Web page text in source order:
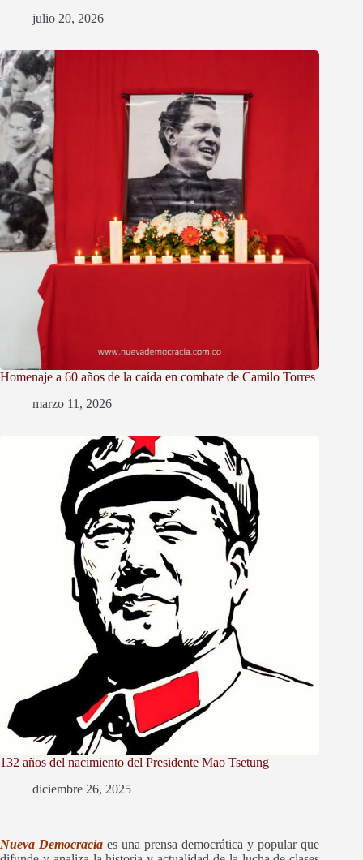
julio 20, 2026
Homenaje a 60 años de la caída en combate de Camilo Torres
marzo 11, 2026
132 años del nacimiento del Presidente Mao Tsetung
diciembre 26, 2025
Nueva Democracia es una prensa democrática y popular que